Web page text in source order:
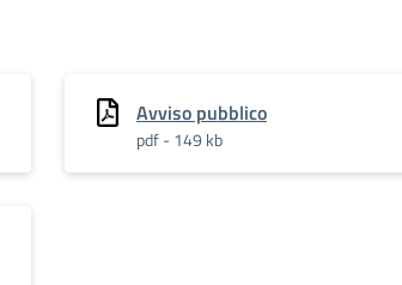
Avviso pubblico
pdf - 149 kb